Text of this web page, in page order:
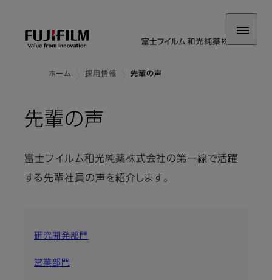
ホーム 採用情報 先輩の声
先輩の声
富士フイルム和光純薬株式会社の第一線で活躍
する先輩社員の声を紹介します。
研究開発部門
営業部門